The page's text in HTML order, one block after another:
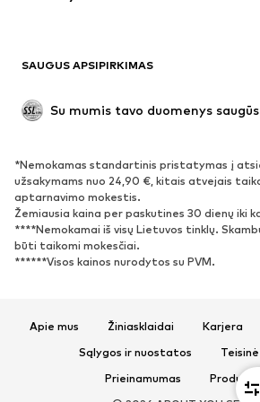
Proginiai
Išskirtiniai
BATAI
Naujienos
Sportbačiai
Aulinukai
Batai su kulniukais
Auliniai
Įsispiriami bateliai
Šlepetės
SAUGUS APSIPIRKIMAS
Su mumis tavo duomenys
*Nemokamas standartinis pristatymas į
užsakymams nuo 24,90 €, kitais atvejais
aptarnavimo mokestis.
Žemiausia kaina per paskutines 30 dienų iki
****Nemokamai iš visų Lietuvos tinklų.
būti taikomi mokesčiai.
******Visos kainos nurodytos su PVM.
Apie mus Žiniasklaidai Karjera
Sąlygos ir nuostatos
Prieinamumas
Produkto